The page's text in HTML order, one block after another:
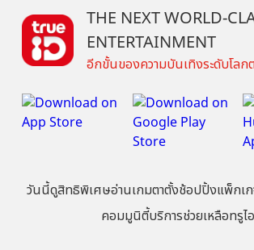
THE NEXT WORLD-
ENTERTAINMENT
อีกขั้นของความบันเทิงระดับโล
วันนี้ดูสิทธิพิเศษอ่านเกมตาตั้งช้อปปิ้งแพ็กเ
คอมมูนิตี้บริการช่วยเหลือทรูไ